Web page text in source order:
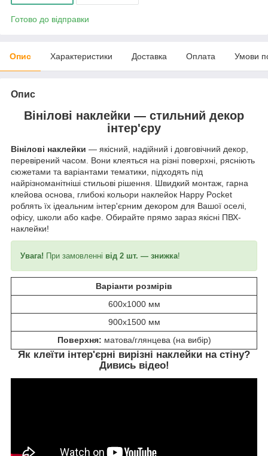
Готово до відправки
Опис Характеристики Доставка Оплата Умови
Опис
Вінілові наклейки — стильний декор
інтер'єру
Вінілові наклейки — якісний, надійний і довговічний декор,
перевірений часом. Вони клеяться на різні поверхні, рясніють
сюжетами та варіантами тематики, підходять під
найрізноманітніші стильові рішення. Швидкий монтаж, гарна
клейова основа, глибокі кольори наклейок Happy Pocket
роблять їх ідеальним інтер'єрним декором для Вашої оселі,
офісу, школи або кафе. Обирайте прямо зараз якісні ПВХ-
наклейки!
Увага! При замовленні від 2 шт. — знижка!
Варіанти розмірів
600х1000 мм
900х1500 мм
Поверхня: матова/глянцева (на вибір)
Як клеїти інтер'єрні вирізні наклейки на стіну?
Дивись відео!